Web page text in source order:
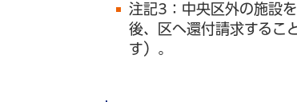
注記3：中央区外の施設
後、区へ還付請求するこ
す）。